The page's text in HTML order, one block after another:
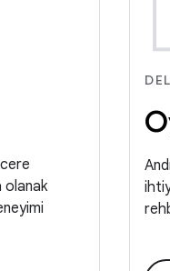
olanak